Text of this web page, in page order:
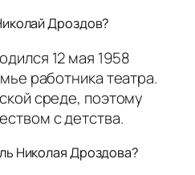
Дроздов?
12 мая 1958
работника театра.
среде, поэтому
с детства.
Николая Дроздова?